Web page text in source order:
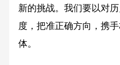
新的挑战。我们要以对
度，把准正确方向，携
体。